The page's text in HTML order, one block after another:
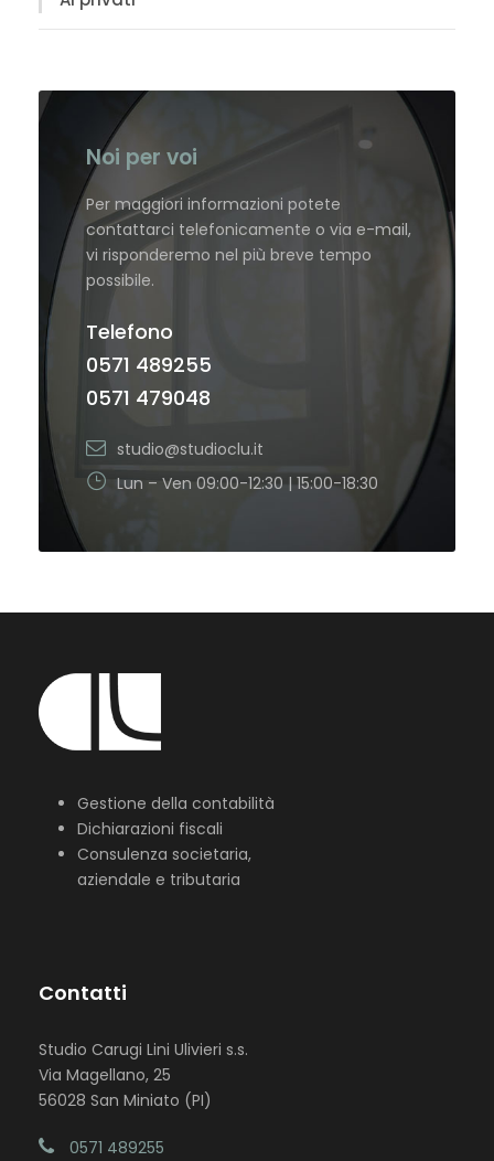
Noi per voi
Per maggiori informazioni potete
contattarci telefonicamente o via e-mail,
vi risponderemo nel più breve tempo
possibile.
Telefono
0571 489255
0571 479048
studio@studioclu.it
Lun – Ven 09:00-12:30 | 15:00-18:30
Gestione della contabilità
Dichiarazioni fiscali
Consulenza societaria,
aziendale e tributaria
Contatti
Studio Carugi Lini Ulivieri s.s.
Via Magellano, 25
56028 San Miniato (PI)
0571 489255